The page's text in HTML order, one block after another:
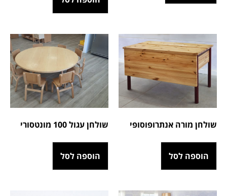
שולחן מורה אנתרופוסופי
הוספה לסל
שולחן עגול 100 מונטסורי
הוספה לסל